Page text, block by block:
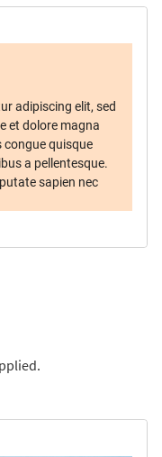
adipiscing elit, sed
et dolore magna
congue quisque
a pellentesque.
sapien nec